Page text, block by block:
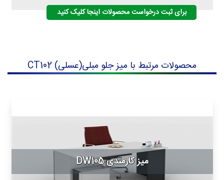
برای ثبت درخواست محصولات اینجا کلیک کنید
محصولات مرتبط با میز جلو مبلی(عسلی) CT102
میز کارمندی DW105